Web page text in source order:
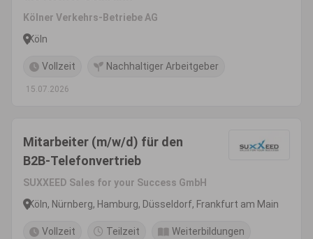
Kölner Verkehrs-Betriebe AG
Köln
Vollzeit Nachhaltiger Arbeitgeber
15.07.2026
Mitarbeiter (m/w/d) für den
B2B-Telefonvertrieb
SUXXEED Sales for your Success GmbH
Köln, Nürnberg, Hamburg, Düsseldorf, Frankfurt am Main
Vollzeit Teilzeit Weiterbildungen